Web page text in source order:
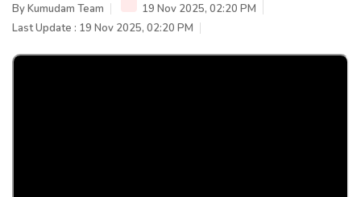
ByKumudam Team
19 Nov 2025, 02:20 PM
Last Update : 19 Nov 2025, 02:20 PM